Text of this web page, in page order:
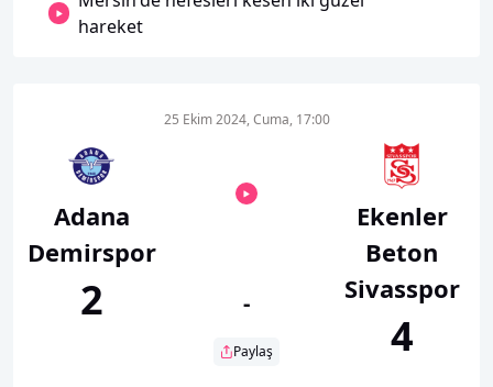
hareket
Adana
Demirspor
2
25 Ekim 2024, Cuma, 17:00
-
Paylaş
Ekenler
Beton
Sivasspor
4